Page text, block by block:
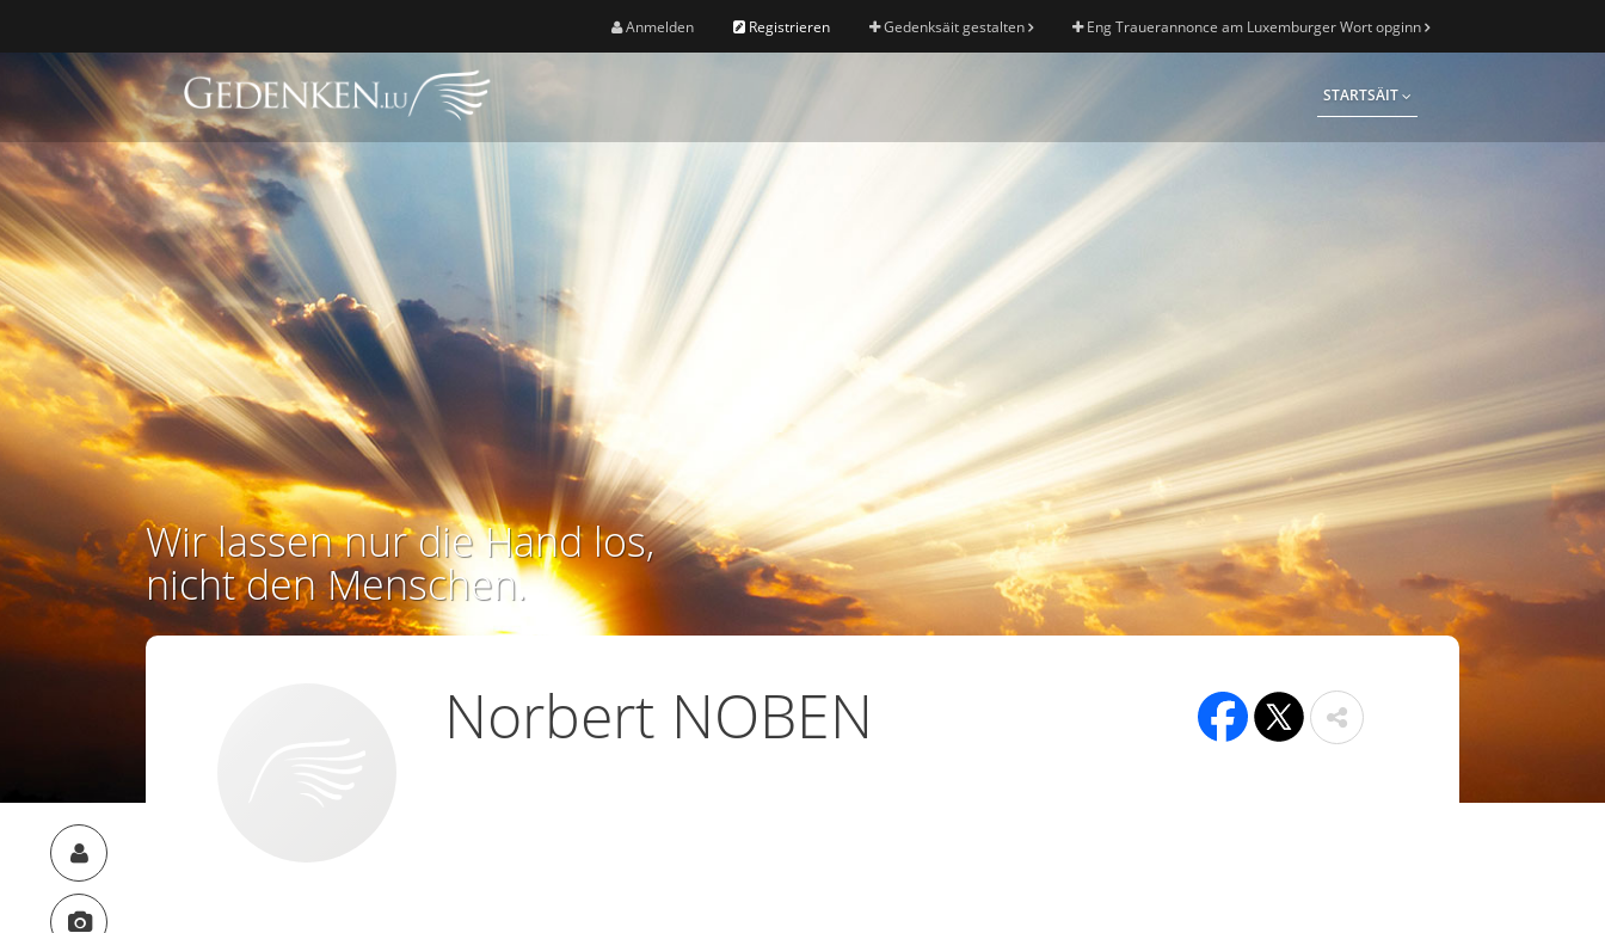
Anmelden Registrieren Gedenksäit gestalten Eng Trauerannonce am Luxemburger Wort opginn
STARTSÄIT
Wir lassen nur die Hand los,
nicht den Menschen.
Norbert NOBEN